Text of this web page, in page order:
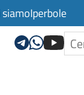
siamoIperbole